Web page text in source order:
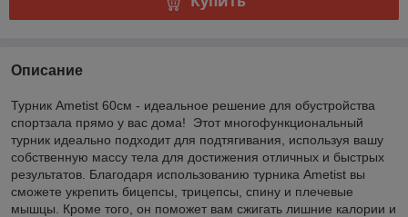
Описание
Турник Ametist 60см - идеальное решение для обустройства
спортзала прямо у вас дома! Этот многофункциональный
турник идеально подходит для подтягивания, используя вашу
собственную массу тела для достижения отличных и быстрых
результатов. Благодаря использованию турника Ametist вы
сможете укрепить бицепсы, трицепсы, спину и плечевые
мышцы. Кроме того, он поможет вам сжигать лишние калории и